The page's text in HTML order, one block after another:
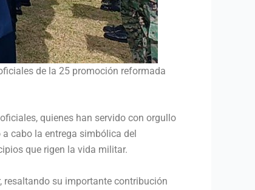
de la 25 promoción reformada
quienes han servido con orgullo
cabo la entrega simbólica del
que rigen la vida militar.
resaltando su importante contribución